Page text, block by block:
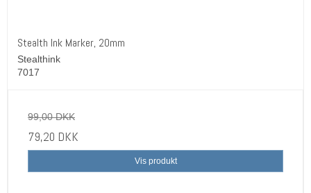
Stealth Ink Marker, 20mm
Stealthink
7017
99,00 DKK
79,20 DKK
Vis produkt